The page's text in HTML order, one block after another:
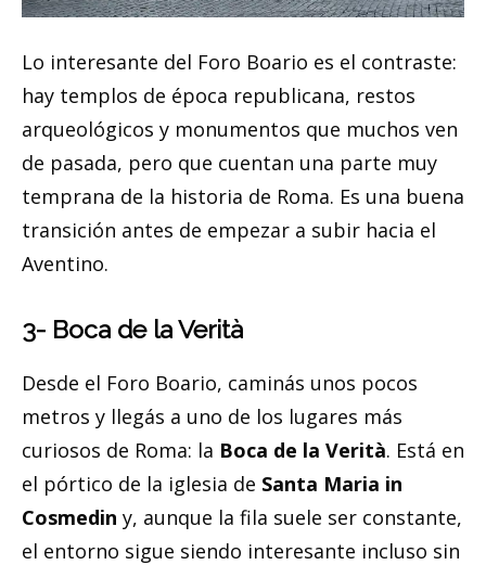
Lo interesante del Foro Boario es el contraste:
hay templos de época republicana, restos
arqueológicos y monumentos que muchos ven
de pasada, pero que cuentan una parte muy
temprana de la historia de Roma. Es una buena
transición antes de empezar a subir hacia el
Aventino.
3- Boca de la Verità
Desde el Foro Boario, caminás unos pocos
metros y llegás a uno de los lugares más
curiosos de Roma: la Boca de la Verità. Está en
el pórtico de la iglesia de Santa Maria in
Cosmedin y, aunque la fila suele ser constante,
el entorno sigue siendo interesante incluso sin